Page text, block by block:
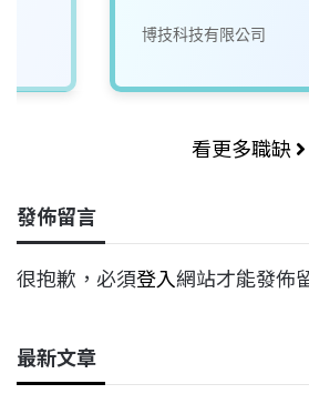
博技科技有限公司
看更多職缺
發佈留言
很抱歉，必須登入網站才能發佈
最新文章